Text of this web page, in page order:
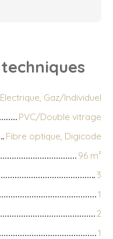
techniques
Electrique, Gaz/Individuel
PVC/Double vitrage
Fibre optique, Digicode
96 m²
3
1
2
1